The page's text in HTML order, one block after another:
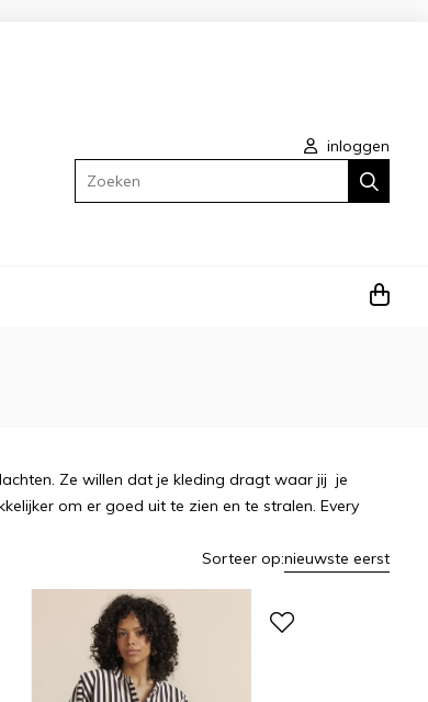
inloggen
Zoeken
Ze willen dat je kleding dragt waar jij je
om er goed uit te zien en te stralen. Every
Sorteer op:nieuwste eerst